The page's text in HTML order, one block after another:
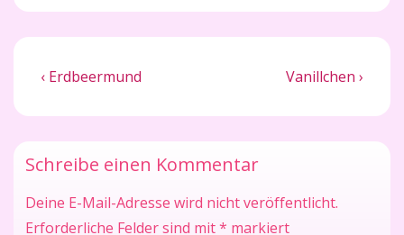
Beitragsnavigation
Previous
‹ Erdbeermund
Next
Vanillchen ›
Schreibe einen Kommentar
Deine E-Mail-Adresse wird nicht veröffentlicht.
Erforderliche Felder sind mit* markiert